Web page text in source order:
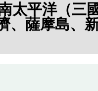
太平洋（三
、薩摩島、